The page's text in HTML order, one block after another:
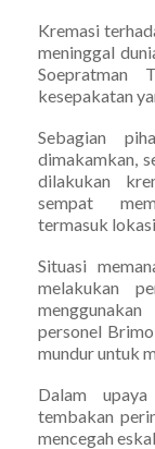
Kremasi
meninggal
Soepratman
kesepakatan
Sebagian
dimakamkan,
dilakukan
sempat
termasuk
Situasi
melakukan
personel
mundur untuk
Dalam
tembakan
mencegah